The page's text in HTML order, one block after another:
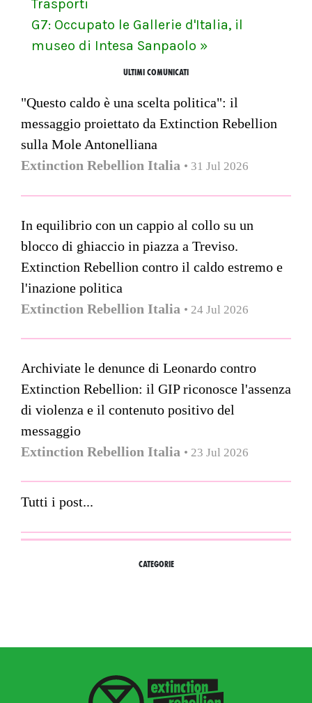
Trasporti
G7: Occupato le Gallerie d'Italia, il
museo di Intesa Sanpaolo »
ULTIMI COMUNICATI
"Questo caldo è una scelta politica": il
messaggio proiettato da Extinction Rebellion
sulla Mole Antonelliana
Extinction Rebellion Italia • 31 Jul 2026
In equilibrio con un cappio al collo su un
blocco di ghiaccio in piazza a Treviso.
Extinction Rebellion contro il caldo estremo e
l'inazione politica
Extinction Rebellion Italia • 24 Jul 2026
Archiviate le denunce di Leonardo contro
Extinction Rebellion: il GIP riconosce l'assenza
di violenza e il contenuto positivo del
messaggio
Extinction Rebellion Italia • 23 Jul 2026
Tutti i post...
CATEGORIE